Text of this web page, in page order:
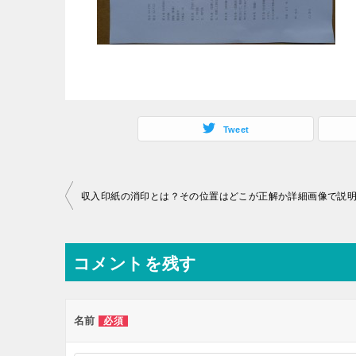
Tweet
投
ナ
ビ
ー
収入印紙の消印とは？その位置はどこが正解か詳細画像で説
コメントを残す
名前 必須